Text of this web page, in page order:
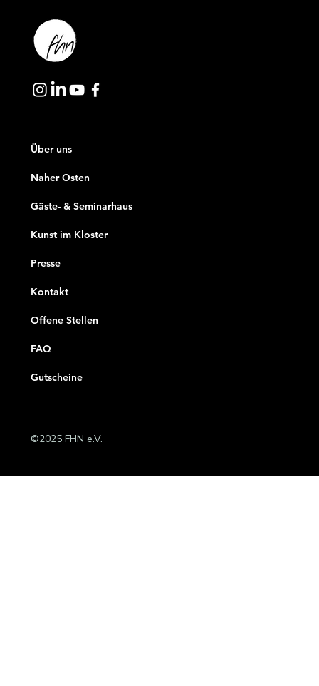
Über uns
Naher Osten
Gäste- & Seminarhaus
Kunst im Kloster
Presse
Kontakt
Offene Stellen
FAQ
Gutscheine
©2025 FHN e.V.